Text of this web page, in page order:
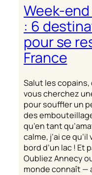
Week-end
: 6
pour se
France
Salut les copains,
vous cherchez
pour souffler un
des
qu’en tant
calme, j’ai ce
bord d’un lac ! Et
Oubliez Annecy
monde connaît —